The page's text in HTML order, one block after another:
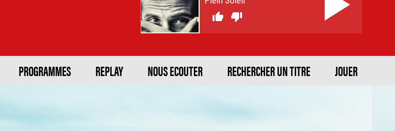
 
PROGRAMMES REPLAY NOUS ECOUTER RECHERCHER UN TITRE JOUER